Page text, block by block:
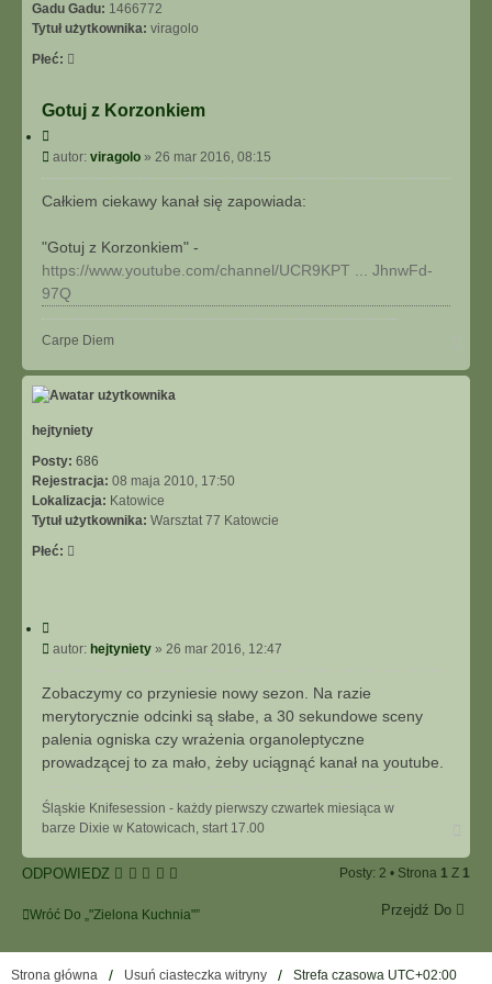
E
W
S
W
N
Gadu Gadu: 1466772
Tytuł użytkownika: viragolo
Płeć:
Gotuj z Korzonkiem
y
j
P
o
s
autor: viragolo » 26 mar 2016, 08:15
Całkiem ciekawy kanał się zapowiada:
"Gotuj z Korzonkiem" -
https://www.youtube.com/channel/UCR9KPT ... JhnwFd-
97Q
Carpe Diem
g
hejtyniety
Posty: 686
Rejestracja: 08 maja 2010, 17:50
Lokalizacja: Katowice
Tytuł użytkownika: Warsztat 77 Katowcie
Płeć:
y
j
P
s
autor: hejtyniety » 26 mar 2016, 12:47
Zobaczymy co przyniesie nowy sezon. Na razie
merytorycznie odcinki są słabe, a 30 sekundowe sceny
palenia ogniska czy wrażenia organoleptyczne
prowadzącej to za mało, żeby uciągnąć kanał na youtube.
Śląskie Knifesession - każdy pierwszy czwartek miesiąca w
barze Dixie w Katowicach, start 17.00
g
ó
ę
ODPOWIEDZ Posty: 2 • Strona 1 Z 1
Wróć Do „"Zielona Kuchnia"” Przejdź Do
Strona główna Usuń ciasteczka witryny Strefa czasowa UTC+02:00